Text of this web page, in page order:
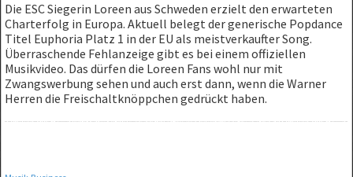
Die ESC Siegerin Loreen aus Schweden erzielt den erwarteten
Charterfolg in Europa. Aktuell belegt der generische Popdance
Titel Euphoria Platz 1 in der EU als meistverkaufter Song.
Überraschende Fehlanzeige gibt es bei einem offiziellen
Musikvideo. Das dürfen die Loreen Fans wohl nur mit
Zwangswerbung sehen und auch erst dann, wenn die Warner
Herren die Freischaltknöppchen gedrückt haben.